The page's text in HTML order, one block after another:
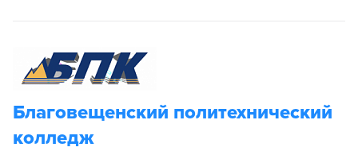
Благовещенский политехнический
колледж